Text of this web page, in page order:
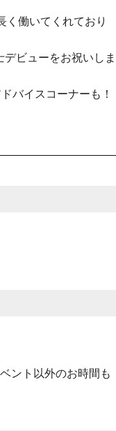
く働いてくれており
ビューをお祝いしま
バイスコーナーも！
ント以外のお時間も